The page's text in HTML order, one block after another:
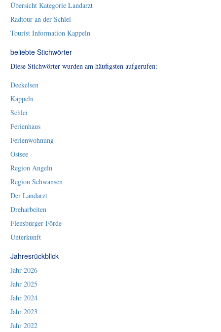
Übersicht Kategorie Landarzt
Radtour an der Schlei
Tourist Information Kappeln
beliebte Stichwörter
Diese Stichwörter wurden am häufigsten aufgerufen:
Deekelsen
Kappeln
Schlei
Ferienhaus
Ferienwohnung
Ostsee
Region Angeln
Region Schwansen
Der Landarzt
Dreharbeiten
Flensburger Förde
Unterkunft
Jahresrückblick
Jahr 2026
Jahr 2025
Jahr 2024
Jahr 2023
Jahr 2022